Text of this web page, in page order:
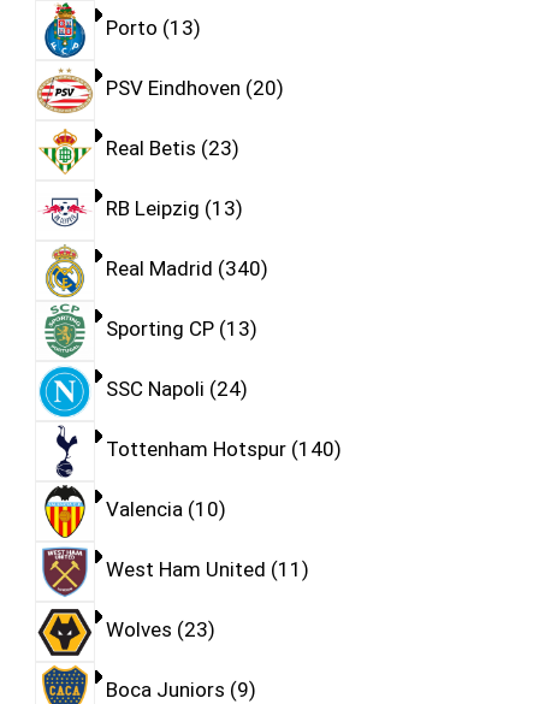
Porto 13
PSV Eindhoven 20
Real Betis 23
RB Leipzig 13
Real Madrid 340
Sporting CP 13
SSC Napoli 24
Tottenham Hotspur 140
Valencia 10
West Ham United 11
Wolves 23
Boca Juniors 9